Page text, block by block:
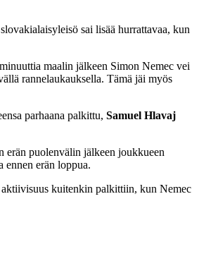
sai lisää hurrattavaa, kun
maalin jälkeen Simon Nemec vei
rannelaukauksella. Tämä jäi myös
parhaana palkittu, Samuel Hlavaj
erän puolenvälin jälkeen joukkueen
erän loppua.
kuitenkin palkittiin, kun Nemec